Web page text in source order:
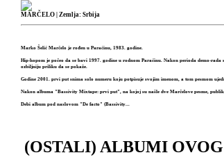
MARČELO| Zemlja: Srbija
Marko Šelić Marčelo je rođen u Paraćinu, 1983. godine.
Hip-hopom je počeo da se bavi 1997. godine u rodnom Paraćinu. Nakon perioda demo-
ozbiljniju priliku da se pokaže.
Godine 2001. prvi put snima solo numeru koju potpisuje svojim imenom, a tom pesmom
Nakon albuma "Bassivity Mixtape: prvi put", na kojoj su našle dve Marčelove pesme,
Debi album pod naslovom "De facto" (Bassivity...
(OSTALI) ALBUMI